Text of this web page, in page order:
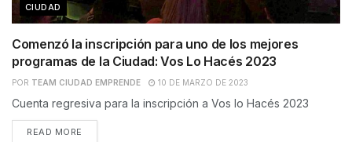
CIUDAD
Comenzó la inscripción para uno de los mejores
programas de la Ciudad: Vos Lo Hacés 2023
POR TEAM CIUDAD EMPRENDE 10 DE MARZO DE 2023
Cuenta regresiva para la inscripción a Vos lo Hacés 2023
READ MORE